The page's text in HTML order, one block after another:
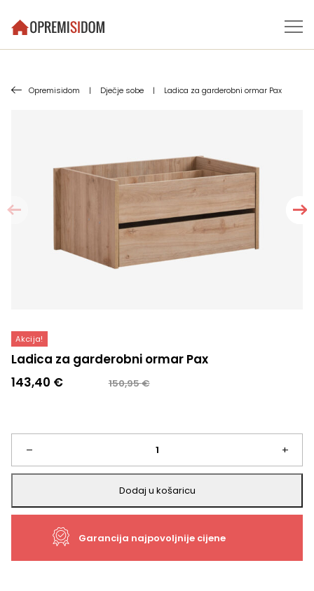
Opremisidom | Dječje sobe | Ladica za garderobni ormar Pax
Akcija!
Ladica za garderobni ormar Pax
150,95€
Izvorna
je:
150,95 €.
143,40 €
Trenutna
143,40 €.
–
Ladica
za
garderobni
+
Dodaj u košaricu
Garancija najpovoljnije cijene